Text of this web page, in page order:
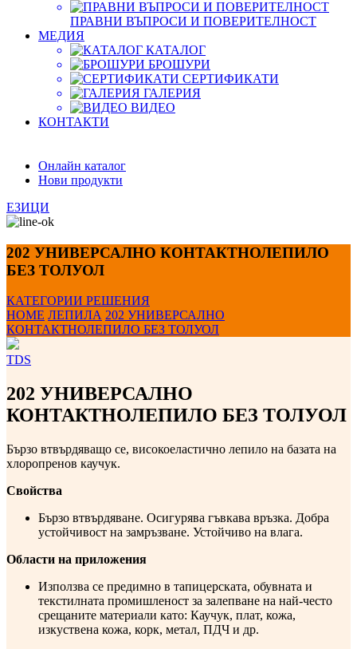
ПРАВНИ ВЪПРОСИ И ПОВЕРИТЕЛНОСТ
МЕДИЯ
КАТАЛОГ
БРОШУРИ
СЕРТИФИКАТИ
ГАЛЕРИЯ
ВИДЕО
КОНТАКТИ
Онлайн каталог
Нови продукти
ЕЗИЦИ
202 УНИВЕРСАЛНО КОНТАКТНОЛЕПИЛО
БЕЗ ТОЛУОЛ
КАТЕГОРИИ РЕШЕНИЯ
HOME ЛЕПИЛА 202 УНИВЕРСАЛНО
КОНТАКТНОЛЕПИЛО БЕЗ ТОЛУОЛ
TDS
202 УНИВЕРСАЛНО
КОНТАКТНОЛЕПИЛО БЕЗ ТОЛУОЛ
Бързо втвърдяващо се, високоеластично лепило на базата на
хлоропренов каучук.
Свойства
Бързо втвърдяване. Осигурява гъвкава връзка. Добра
устойчивост на замръзване. Устойчиво на влага.
Области на приложения
Използва се предимно в тапицерската, обувната и
текстилната промишленост за залепване на най-често
срещаните материали като: Каучук, плат, кожа,
изкуствена кожа, корк, метал, ПДЧ и др.